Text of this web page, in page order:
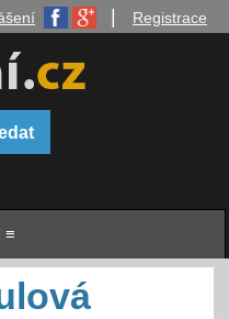
Registrace
≡